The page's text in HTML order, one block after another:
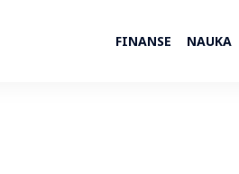
FINANSE NAUKA